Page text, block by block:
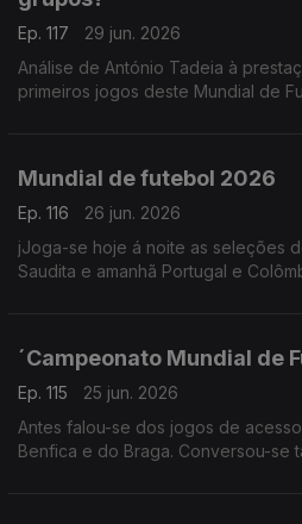
Ep. 117
29 jun. 2026
Análise de António Tadeia à
primeiros jogos deste Mundial de
Mundial de futebol 2026
Ep. 116
26 jun. 2026
jJoga-se hoje á noite as seleções
Saudita e amanhã Portugal e
´Campeonato Mundial de
Ep. 115
25 jun. 2026
Antes falou-se dos jogos de
Benfica e do Braga. Conversou-se